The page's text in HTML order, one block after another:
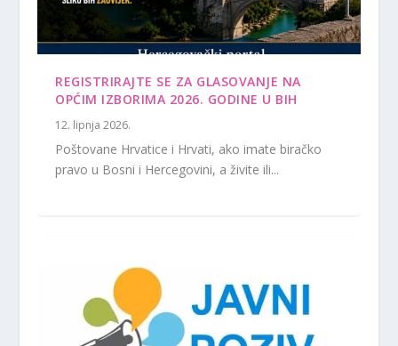
REGISTRIRAJTE SE ZA GLASOVANJE NA
OPĆIM IZBORIMA 2026. GODINE U BIH
12. lipnja 2026.
Poštovane Hrvatice i Hrvati, ako imate biračko
pravo u Bosni i Hercegovini, a živite ili...